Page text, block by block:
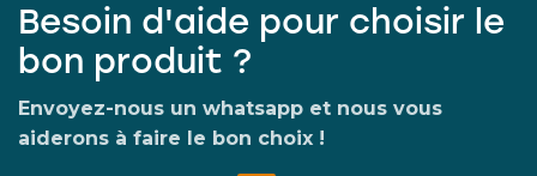
Besoin d'aide pour choisir le
bon produit ?
Envoyez-nous un whatsapp et nous vous
aiderons à faire le bon choix !